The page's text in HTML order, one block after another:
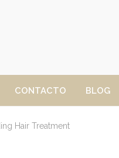
CONTACTO BLOG
Hair Treatment